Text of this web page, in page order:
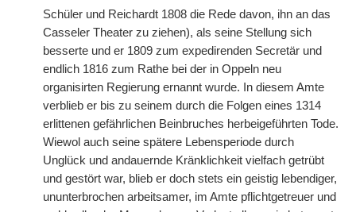
Schüler und Reichardt 1808 die Rede davon, ihn an das
Casseler Theater zu ziehen), als seine Stellung sich
besserte und er 1809 zum expedirenden Secretär und
endlich 1816 zum Rathe bei der in Oppeln neu
organisirten Regierung ernannt wurde. In diesem Amte
verblieb er bis zu seinem durch die Folgen eines 1314
erlittenen gefährlichen Beinbruches herbeigeführten Tode.
Wiewol auch seine spätere Lebensperiode durch
Unglück und andauernde Kränklichkeit vielfach getrübt
und gestört war, blieb er doch stets ein geistig lebendiger,
ununterbrochen arbeitsamer, im Amte pflichtgetreuer und